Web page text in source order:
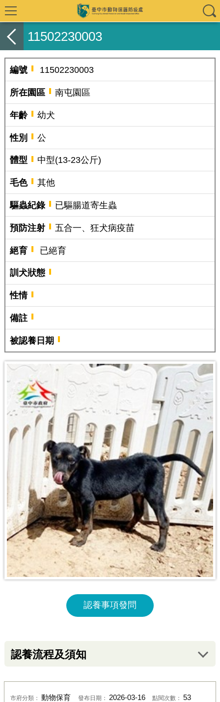
11502230003
編號 11502230003
所在園區 南屯園區
年齡 幼犬
性別 公
體型 中型(13-23公斤)
毛色 其他
驅蟲紀錄 已驅腸道寄生蟲
預防注射 五合一、狂犬病疫苗
絕育 已絕育
訓犬狀態
性情
備註
被認養日期
認養事項發問
認養流程及須知
市府分類： 動物保育 發布日期： 2026-03-16 點閱次數：53